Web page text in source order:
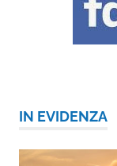
IN EVIDENZA